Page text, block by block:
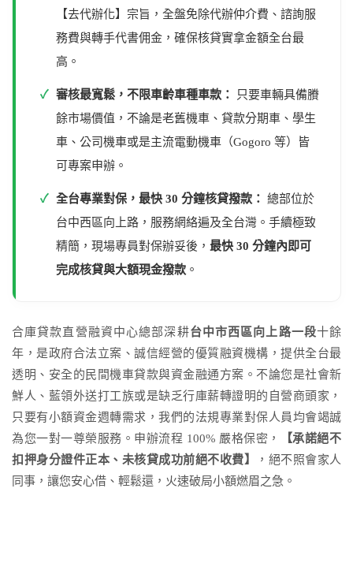
【去代辦化】宗旨，全盤免除代辦仲介費、諮詢服
務費與轉手代書佣金，確保核貸實拿金額全台最
高。
✓ 審核最寬鬆，不限車齡車種車款：
只要車輛具備賸
餘市場價值，不論是老舊機車、貸款分期車、學生
車、公司機車或是主流電動機車（Gogoro 等）皆
可專案申辦。
✓ 全台專業對保，最快 30 分鐘核貸撥款： 總部位於
台中西區向上路，服務網絡遍及全台灣。手續極致
精簡，現場專員對保辦妥後， 最快 30 分鐘內即可
完成核貸與大額現金撥款 。
合庫貸款直營融資中心總部深耕台中市西區向上路一段十餘
年，是政府合法立案、誠信經營的優質融資機構，提供全台最
透明、安全的民間機車貸款與資金融通方案。不論您是社會新
鮮人、藍領外送打工族或是缺乏行庫薪轉證明的自營商頭家，
只要有小額資金週轉需求，我們的法規專業對保人員均會竭誠
為您一對一尊榮服務。申辦流程 100% 嚴格保密，
【承諾絕不
扣押身分證件正本、未核貸成功前絕不收費】
，絕不照會家人
同事，讓您安心借、輕鬆還，火速破局小額燃眉之急。